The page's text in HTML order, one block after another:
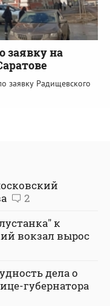
заявку на
заявку Радищевского
2
к
вокзал вырос
дела о
губернатора